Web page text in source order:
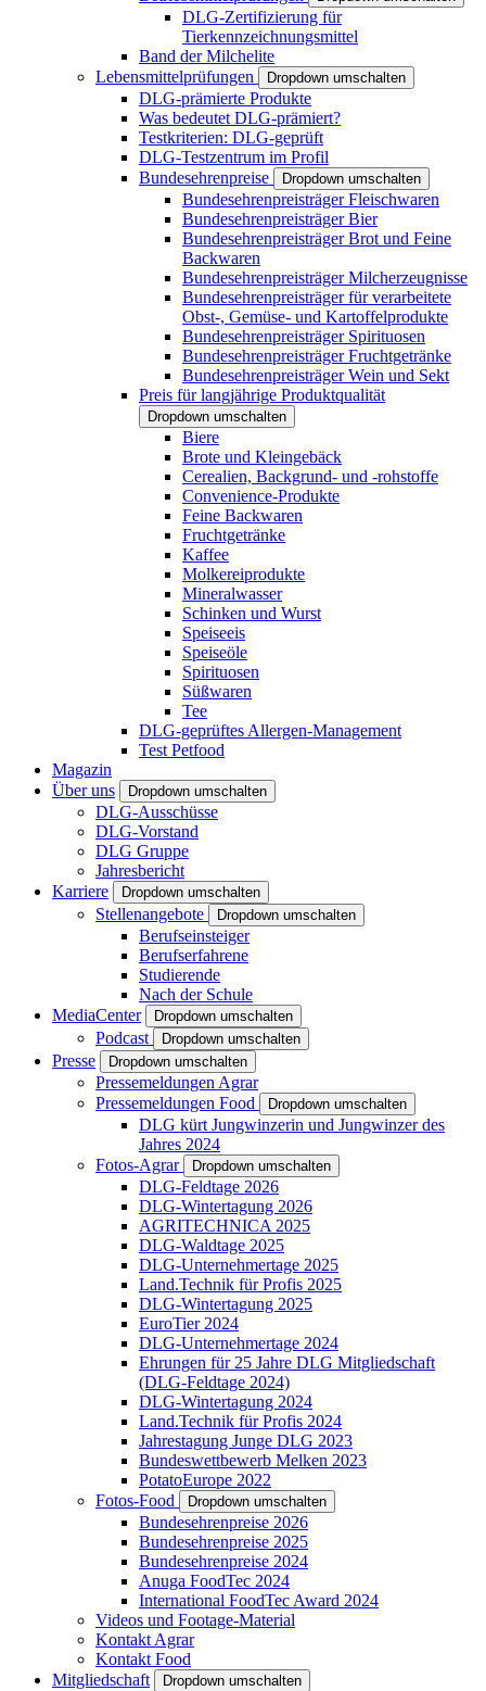
DLG-Zertifizierung für
Tierkennzeichnungsmittel
Band der Milchelite
Lebensmittelprüfungen
Dropdown umschalten
DLG-prämierte Produkte
Was bedeutet DLG-prämiert?
Testkriterien: DLG-geprüft
DLG-Testzentrum im Profil
Bundesehrenpreise
Dropdown umschalten
Bundesehrenpreisträger Fleischwaren
Bundesehrenpreisträger Bier
Bundesehrenpreisträger Brot und Feine
Backwaren
Bundesehrenpreisträger Milcherzeugnisse
Bundesehrenpreisträger für verarbeitete
Obst-, Gemüse- und Kartoffelprodukte
Bundesehrenpreisträger Spirituosen
Bundesehrenpreisträger Fruchtgetränke
Bundesehrenpreisträger Wein und Sekt
Preis für langjährige Produktqualität
Dropdown umschalten
Biere
Brote und Kleingebäck
Cerealien, Backgrund- und -rohstoffe
Convenience-Produkte
Feine Backwaren
Fruchtgetränke
Kaffee
Molkereiprodukte
Mineralwasser
Schinken und Wurst
Speiseeis
Speiseöle
Spirituosen
Süßwaren
Tee
DLG-geprüftes Allergen-Management
Test Petfood
Magazin
Über uns
Dropdown umschalten
DLG-Ausschüsse
DLG-Vorstand
DLG Gruppe
Jahresbericht
Karriere
Dropdown umschalten
Stellenangebote Dropdown umschalten
Berufseinsteiger
Berufserfahrene
Studierende
Nach der Schule
MediaCenter
Dropdown umschalten
Podcast Dropdown umschalten
Presse Dropdown umschalten
Pressemeldungen Agrar
Pressemeldungen Food
Dropdown umschalten
DLG kürt Jungwinzerin und Jungwinzer des
Jahres 2024
Fotos-Agrar
Dropdown umschalten
DLG-Feldtage 2026
DLG-Wintertagung 2026
AGRITECHNICA 2025
DLG-Waldtage 2025
DLG-Unternehmertage 2025
Land.Technik für Profis 2025
DLG-Wintertagung 2025
EuroTier 2024
DLG-Unternehmertage 2024
Ehrungen für 25 Jahre DLG Mitgliedschaft
(DLG-Feldtage 2024)
DLG-Wintertagung 2024
Land.Technik für Profis 2024
Jahrestagung Junge DLG 2023
Bundeswettbewerb Melken 2023
PotatoEurope 2022
Fotos-Food
Dropdown umschalten
Bundesehrenpreise 2026
Bundesehrenpreise 2025
Bundesehrenpreise 2024
Anuga FoodTec 2024
International FoodTec Award 2024
Videos und Footage-Material
Kontakt Agrar
Kontakt Food
Mitgliedschaft
Dropdown umschalten